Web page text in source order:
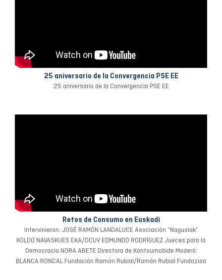
25 aniversario de la Convergencia PSE EE
25 aniversario de la Convergencia PSE EE
Retos de Consumo en Euskadi
Intervinieron: JOSÉ RAMÓN LANDALUCE Asociación “Nagusiak”
KOLDO NAVASKUES EKA/OCUV EDMUNDO RODRÍGUEZ Jueces para la
Democracia NORA ABETE Directora de Kontsumobide Moderó:
BLANCA RONCAL Fundación Ramón Rubial/Ramón Rubial Fundazioa